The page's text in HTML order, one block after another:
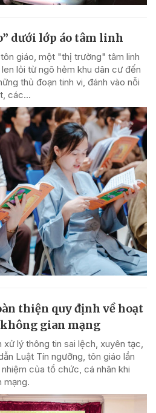
dưới lớp áo tâm linh
giáo, một "thị trường" tâm linh
lỏi từ ngõ hẻm khu dân cư đến
thủ đoạn tinh vi, đánh vào nỗi
các...
thiện quy định về hoạt
gian mạng
lý thông tin sai lệch, xuyên tạc,
Luật Tín ngưỡng, tôn giáo lần
của tổ chức, cá nhân khi
mạng.